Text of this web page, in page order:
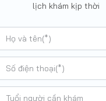
lịch khám kịp thời